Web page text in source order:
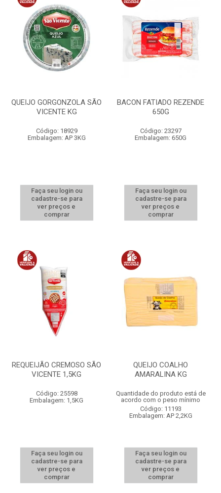
QUEIJO GORGONZOLA SÃO
VICENTE KG
Código: 18929
Embalagem: AP 3KG
Faça seu login ou
cadastre-se para
ver preços e
comprar
BACON FATIADO REZENDE
650G
Código: 23297
Embalagem: 650G
Faça seu login ou
cadastre-se para
ver preços e
comprar
REQUEIJÃO CREMOSO SÃO
VICENTE 1,5KG
Código: 25598
Embalagem: 1,5KG
Faça seu login ou
cadastre-se para
ver preços e
comprar
QUEIJO COALHO
AMARALINA KG
Quantidade do produto está de
acordo com o peso mínimo
Código: 11193
Embalagem: AP 2,2KG
Faça seu login ou
cadastre-se para
ver preços e
comprar